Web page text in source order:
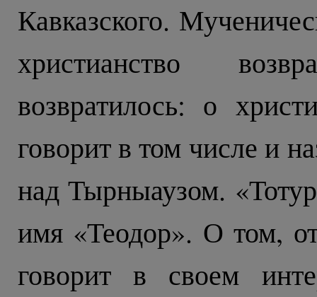
Кавказского.
христианство
возвратилось: о
говорит в том числе и
над Тырныаузом.
имя «Теодор». О том,
говорит в своем